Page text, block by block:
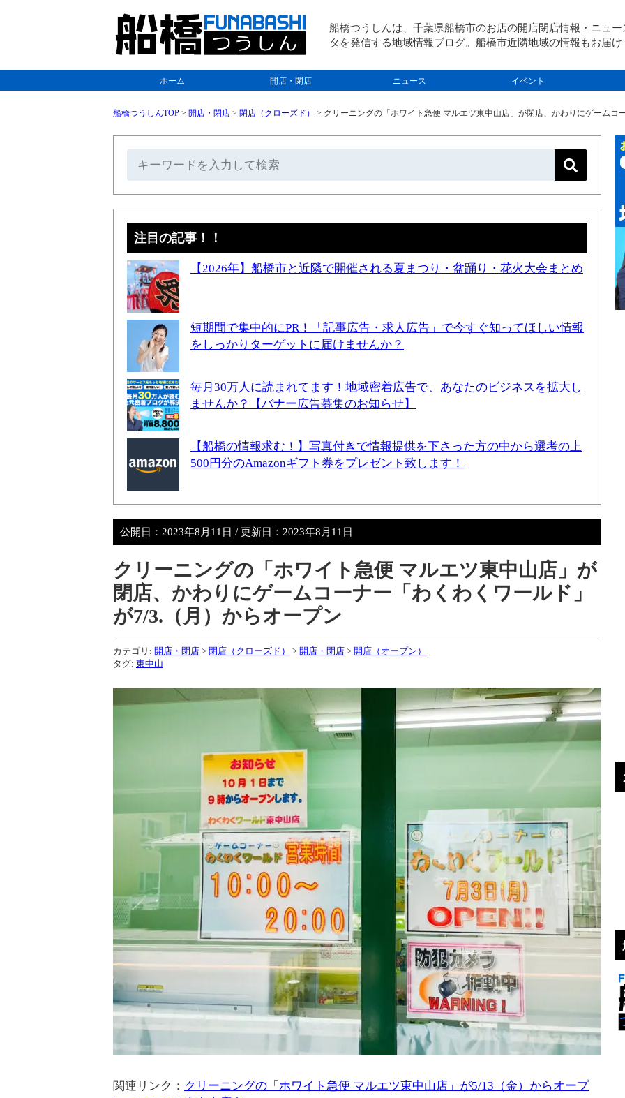
船橋つうしんは、千葉県船橋市のお店の開店閉店情報・ニュ
タを発信する地域情報ブログ。船橋市近隣地域の情報もお届け
ホーム 開店・閉店 ニュース イベント
船橋つうしんTOP > 開店・閉店 > 閉店（クローズド） > クリーニングの「ホワイト急便 マルエツ東中山店」が閉店、かわりにゲームコ
注目の記事！！
【2026年】船橋市と近隣で開催される夏まつり・盆踊り・花火大会まとめ
短期間で集中的にPR！「記事広告・求人広告」で今すぐ知ってほしい情報
をしっかりターゲットに届けませんか？
毎月30万人に読まれてます！地域密着広告で、あなたのビジネスを拡大し
ませんか？【バナー広告募集のお知らせ】
【船橋の情報求む！】写真付きで情報提供を下さった方の中から選考の上
500円分のAmazonギフト券をプレゼント致します！
公開日： 2023年8月11日 / 更新日： 2023年8月11日
クリーニングの「ホワイト急便 マルエツ東中山店」が
閉店、かわりにゲームコーナー「わくわくワールド」
が7/3.（月）からオープン
カテゴリ: 開店・閉店 > 閉店（クローズド） > 開店・閉店 > 開店（オープン）
タグ: 東中山
関連リンク： クリーニングの「ホワイト急便 マルエツ東中山店」が5/13（金）からオープ